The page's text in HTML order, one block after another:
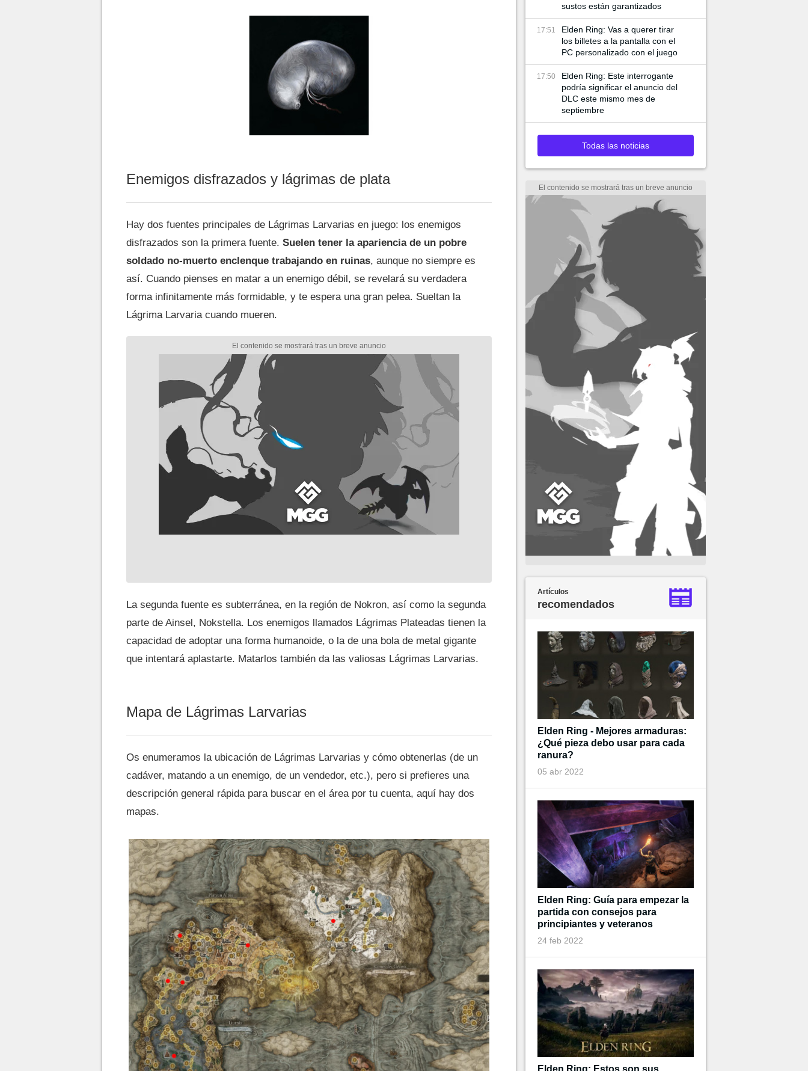
Enemigos disfrazados y lágrimas de plata
Hay dos fuentes principales de Lágrimas Larvarias en juego: los enemigos
disfrazados son la primera fuente. Suelen tener la apariencia de un pobre
soldado no-muerto enclenque trabajando en ruinas, aunque no siempre es
así. Cuando pienses en matar a un enemigo débil, se revelará su verdadera
forma infinitamente más formidable, y te espera una gran pelea. Sueltan la
Lágrima Larvaria cuando mueren.
La segunda fuente es subterránea, en la región de Nokron, así como la segunda
parte de Ainsel, Nokstella. Los enemigos llamados Lágrimas Plateadas tienen la
capacidad de adoptar una forma humanoide, o la de una bola de metal gigante
que intentará aplastarte. Matarlos también da las valiosas Lágrimas Larvarias.
Mapa de Lágrimas Larvarias
Os enumeramos la ubicación de Lágrimas Larvarias y cómo obtenerlas (de un
cadáver, matando a un enemigo, de un vendedor, etc.), pero si prefieres una
descripción general rápida para buscar en el área por tu cuenta, aquí hay dos
mapas.
sustos están garantizados
17:51
Elden Ring: Vas a querer tirar
los billetes a la pantalla con el
PC personalizado con el juego
17:50
Elden Ring: Este interrogante
podría significar el anuncio del
DLC este mismo mes de
septiembre
Todas las noticias
Artículos
recomendados
Elden Ring - Mejores armaduras:
¿Qué pieza debo usar para cada
ranura?
05 abr 2022
Elden Ring: Guía para empezar la
partida con consejos para
principiantes y veteranos
24 feb 2022
Elden Ring: Estos son sus